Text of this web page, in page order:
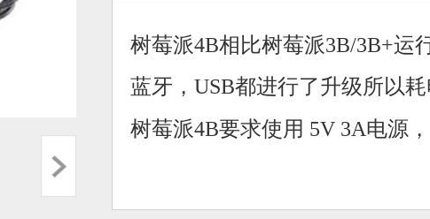
树莓派4B相比树莓派3B/3B+运
蓝牙，USB都进行了升级所以
树莓派4B要求使用 5V 3A电源